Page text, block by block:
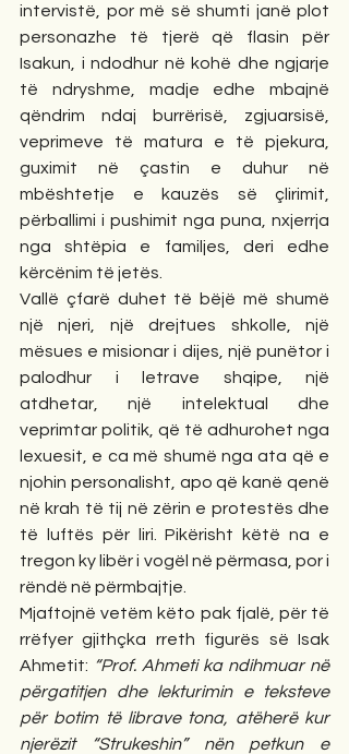
intervistë, por më së shumti janë plot
personazhe të tjerë që flasin për
Isakun, i ndodhur në kohë dhe ngjarje
të ndryshme, madje edhe mbajnë
qëndrim ndaj burrërisë, zgjuarsisë,
veprimeve të matura e të pjekura,
guximit në çastin e duhur në
mbështetje e kauzës së çlirimit,
përballimi i pushimit nga puna, nxjerrja
nga shtëpia e familjes, deri edhe
kërcënim të jetës.
Vallë çfarë duhet të bëjë më shumë
një njeri, një drejtues shkolle, një
mësues e misionar i dijes, një punëtor i
palodhur i letrave shqipe, një
atdhetar, një intelektual dhe
veprimtar politik, që të adhurohet nga
lexuesit, e ca më shumë nga ata që e
njohin personalisht, apo që kanë qenë
në krah të tij në zërin e protestës dhe
të luftës për liri. Pikërisht këtë na e
tregon ky libër i vogël në përmasa, por i
rëndë në përmbajtje.
Mjaftojnë vetëm këto pak fjalë, për të
rrëfyer gjithçka rreth figurës së Isak
Ahmetit: “Prof. Ahmeti ka ndihmuar në
përgatitjen dhe lekturimin e teksteve
për botim të librave tona, atëherë kur
njerëzit “Strukeshin” nën petkun e